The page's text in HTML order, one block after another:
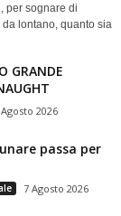
per sognare di
lontano, quanto sia
GRANDE
2026
passa per
7 Agosto 2026